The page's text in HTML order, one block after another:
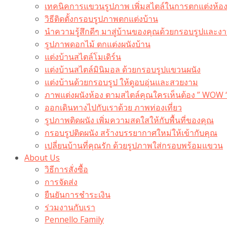
เทคนิคการแขวนรูปภาพ เพิ่มสไตล์ในการตกแต่งห้อง
วิธีติดตั้งกรอบรูปภาพตกแต่งบ้าน
นำความรู้สึกดีๆ มาสู่บ้านของคุณด้วยกรอบรูปและง
รูปภาพดอกไม้ ตกแต่งผนังบ้าน
แต่งบ้านสไตล์โมเดิร์น
แต่งบ้านสไตล์มินิมอล ด้วยกรอบรูปแขวนผนัง
แต่งบ้านด้วยกรอบรูป ให้ดูอบอุ่นและสวยงาม
ภาพแต่งผนังห้อง ตามสไตล์คุณใครเห็นต้อง ” WOW
ออกเดินทางไปกับเราด้วย ภาพท่องเที่ยว
รูปภาพติดผนัง เพิ่มความสดใสให้กับพื้นที่ของคุณ
กรอบรูปติดผนัง สร้างบรรยากาศใหม่ให้เข้ากับคุณ
เปลี่ยนบ้านที่คุณรัก ด้วยรูปภาพใส่กรอบพร้อมแขวน​
About Us
วิธีการสั่งซื้อ
การจัดส่ง
ยืนยันการชำระเงิน
ร่วมงานกับเรา
Pennello Family